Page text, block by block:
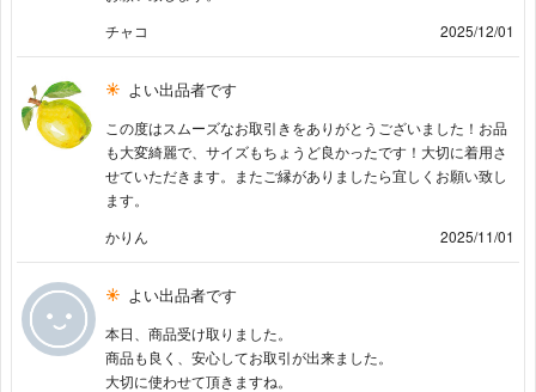
チャコ
2025/12/01
よい出品者です
この度はスムーズなお取引きをありがとうございました！お品
も大変綺麗で、サイズもちょうど良かったです！大切に着用さ
せていただきます。またご縁がありましたら宜しくお願い致し
ます。
かりん
2025/11/01
よい出品者です
本日、商品受け取りました。
商品も良く、安心してお取引が出来ました。
大切に使わせて頂きますね。